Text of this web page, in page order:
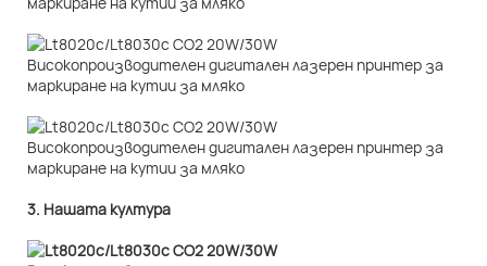
3. Нашата култура